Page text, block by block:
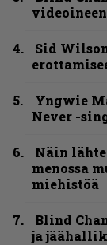
Sid
Yngwie
Never -
Näin
menossa
miehistöä
Blind
ja